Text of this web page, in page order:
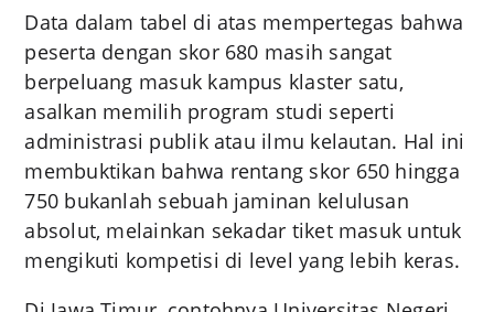
Data dalam tabel di atas mempertegas bahwa
peserta dengan skor 680 masih sangat
berpeluang masuk kampus klaster satu,
asalkan memilih program studi seperti
administrasi publik atau ilmu kelautan. Hal ini
membuktikan bahwa rentang skor 650 hingga
750 bukanlah sebuah jaminan kelulusan
absolut, melainkan sekadar tiket masuk untuk
mengikuti kompetisi di level yang lebih keras.